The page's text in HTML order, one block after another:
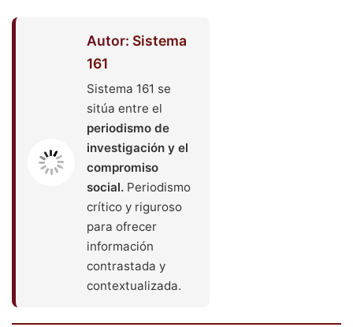
Autor: Sistema
161
Sistema 161 se
sitúa entre el
periodismo de
investigación y el
compromiso
social. Periodismo
crítico y riguroso
para ofrecer
información
contrastada y
contextualizada.